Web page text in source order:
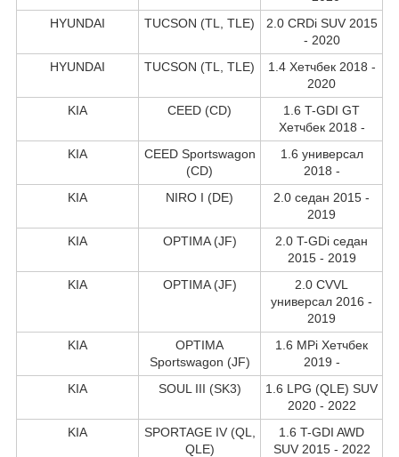
HYUNDAI
TUCSON (TL, TLE)
2.0 CRDi SUV 2015
- 2020
HYUNDAI
TUCSON (TL, TLE)
1.4 Хетчбек 2018 -
2020
KIA
CEED (CD)
1.6 T-GDI GT
Хетчбек 2018 -
KIA
CEED Sportswagon
(CD)
1.6 универсал
2018 -
KIA
NIRO I (DE)
2.0 седан 2015 -
2019
KIA
OPTIMA (JF)
2.0 T-GDi седан
2015 - 2019
KIA
OPTIMA (JF)
2.0 CVVL
универсал 2016 -
2019
KIA
OPTIMA
Sportswagon (JF)
1.6 MPi Хетчбек
2019 -
KIA
SOUL III (SK3)
1.6 LPG (QLE) SUV
2020 - 2022
KIA
SPORTAGE IV (QL,
QLE)
1.6 T-GDI AWD
SUV 2015 - 2022